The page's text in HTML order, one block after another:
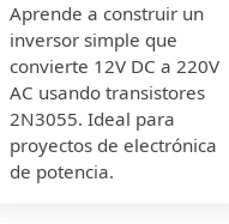
Aprende a construir un
inversor simple que
convierte 12V DC a 220V
AC usando transistores
2N3055. Ideal para
proyectos de electrónica
de potencia.